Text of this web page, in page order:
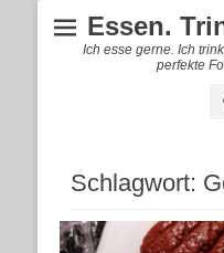
Essen.
Ich esse gerne. Ich
perfekte
Schlagwort: